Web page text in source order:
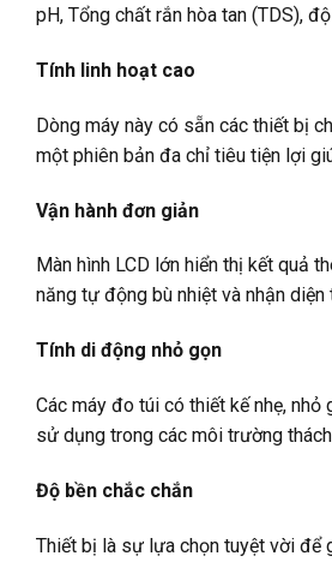
pH, Tổng chất rắn hòa tan (TDS),
Tính linh hoạt cao
Dòng máy này có sẵn các thiết bị
một phiên bản đa chỉ tiêu tiện lợi
Vận hành đơn giản
Màn hình LCD lớn hiển thị kết quả
năng tự động bù nhiệt và nhận
Tính di động nhỏ gọn
Các máy đo túi có thiết kế nhẹ,
sử dụng trong các môi trường
Độ bền chắc chắn
Thiết bị là sự lựa chọn tuyệt vời để